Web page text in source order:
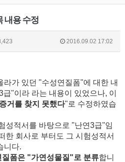
내용 수정
2016.09.02 17:02
라가 있던 "수성연질폼"에 대한 내
"이라 라는 내용이 있었으나, 이
거를 찾지 못했다"로 수정하였습
성적서를 바탕으로 "난연3급"임
한 회사로 부터도 그 시험성적서
니다.
질폼은 "가연성물질"로 분류합니